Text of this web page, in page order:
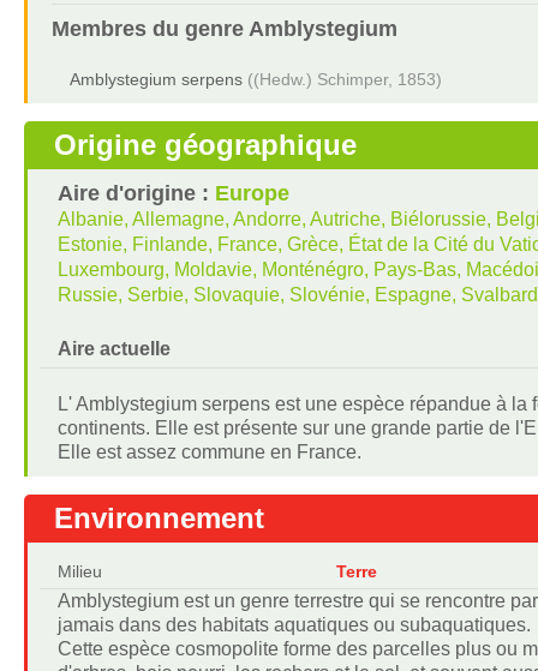
Membres du genre Amblystegium
Amblystegium serpens ((Hedw.) Schimper, 1853)
Origine géographique
Aire d'origine : Europe
Albanie, Allemagne, Andorre, Autriche, Biélorussie,
Estonie, Finlande, France, Grèce, État de la Cité du
Luxembourg, Moldavie, Monténégro, Pays-Bas,
Russie, Serbie, Slovaquie, Slovénie, Espagne,
Aire actuelle
L' Amblystegium serpens est une espèce répandue à
continents. Elle est présente sur une grande partie de
Elle est assez commune en France.
Environnement
Milieu Terre
Amblystegium est un genre terrestre qui se rencontre
jamais dans des habitats aquatiques ou subaquatiques.
Cette espèce cosmopolite forme des parcelles plus ou